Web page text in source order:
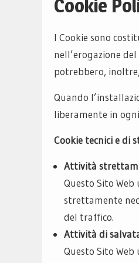
Cookie
I Cookie sono
nell’erogazione
potrebbero,
Quando
liberamente in
Cookie tecnici e di
Attività
Questo Sito
strettamente
del traffico.
Attività di
Questo Sito